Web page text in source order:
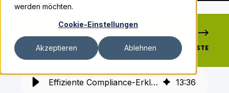
werden möchten.
Cookie-Einstellungen
Akzeptieren Ablehnen
VORHERIGE NÄCHSTE
Effiziente Compliance-Erklärungen: Strategien und digitale Lösungen 13:36